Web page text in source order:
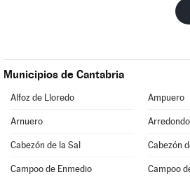
Municipios de Cantabria
Alfoz de Lloredo Ampuero
Arnuero Arredondo
Cabezón de la Sal Cabezón
Campoo de Enmedio Campoo